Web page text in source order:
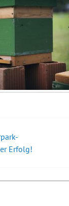
Erfolg!